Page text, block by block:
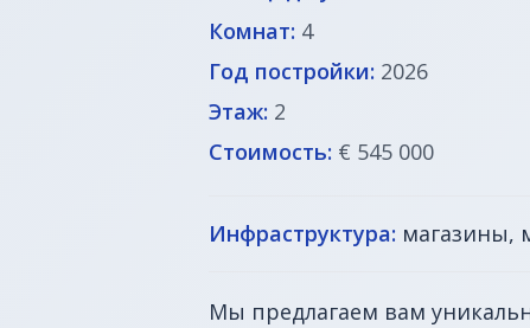
Комнат: 4
Год постройки: 2026
Этаж: 2
Стоимость: € 545 000
Инфраструктура: магазины,
Мы предлагаем вам